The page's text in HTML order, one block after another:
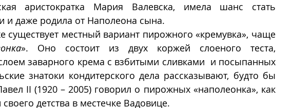
аристократка Мария Валевска, имела шанс стать
и даже родила от Наполеона сына.
существует местный вариант пирожного «кремувка», чаще
». Оно состоит из двух коржей слоеного теста,
заварного крема с взбитыми сливками  и посыпанных
знатоки кондитерского дела рассказывают, будто бы
II (1920 – 2005) говорил о пирожных «наполеонка», как
детства в местечке Вадовице.